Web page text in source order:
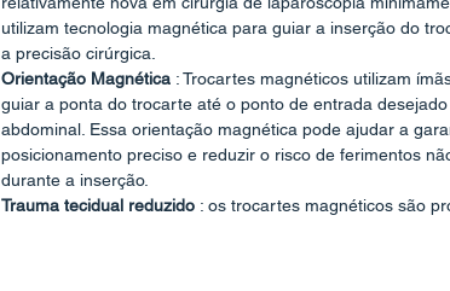
utilizam tecnologia magnética para guiar a inserção do
a precisão cirúrgica.
Orientação Magnética : Trocartes magnéticos utilizam
guiar a ponta do trocarte até o ponto de entrada
abdominal. Essa orientação magnética pode ajudar a
posicionamento preciso e reduzir o risco de ferimentos
durante a inserção.
Trauma tecidual reduzido : os trocartes magnéticos são